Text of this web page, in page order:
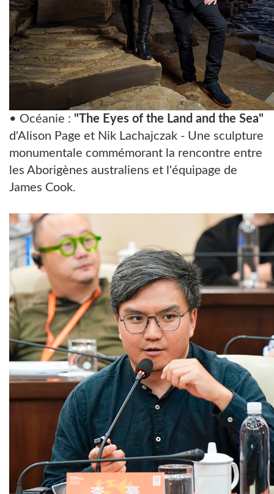
• Océanie : "The Eyes of the Land and the Sea"
d'Alison Page et Nik Lachajczak - Une sculpture
monumentale commémorant la rencontre entre
les Aborigènes australiens et l'équipage de
James Cook.